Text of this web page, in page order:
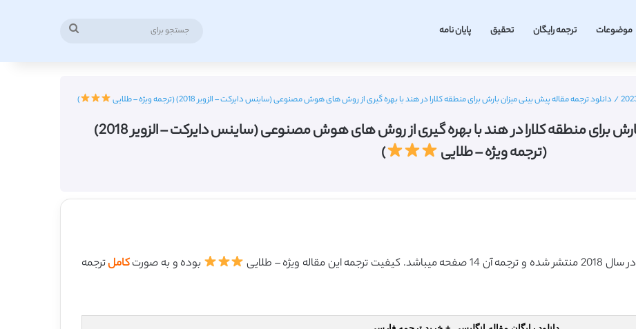
موضوعات ترجمه رایگان تحقیق پایان نامه
/ دانلود ترجمه مقاله پیش بینی میزان بارش برای منطقه کلارا در هند با بهره گیری از روش های هوش مصنوعی (ساینس دایرکت – الزویر 2018) (ترجمه ویژه – طلایی )
دانلود ترجمه مقاله پیش بینی میزان بارش برای منطقه کلارا در هند با بهره گیری از روش های هوش مصنوعی (ساینس دایرکت – الزویر 2018)
(ترجمه ویژه – طلایی
)
بوده و به صورتکاملترجمه